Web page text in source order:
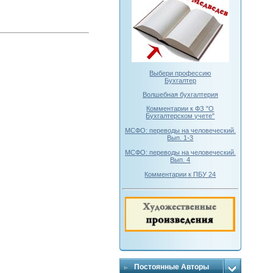
Выбери профессию
Бухгалтер
Волшебная бухгалтерия
Комментарии к ФЗ "О
Бухгалтерском учете"
МСФО: переводы на человеческий.
Вып. 1-3
МСФО: переводы на человеческий.
Вып. 4
Комментарии к ПБУ 24
Постоянные Авторы